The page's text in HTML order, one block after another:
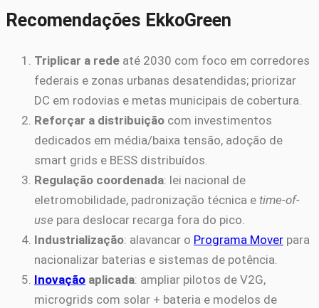
Recomendações EkkoGreen
Triplicar a rede até 2030 com foco em corredores
federais e zonas urbanas desatendidas; priorizar
DC em rodovias e metas municipais de cobertura.
Reforçar a distribuição com investimentos
dedicados em média/baixa tensão, adoção de
smart grids e BESS distribuídos.
Regulação coordenada: lei nacional de
eletromobilidade, padronização técnica e time-of-
use para deslocar recarga fora do pico.
Industrialização: alavancar o Programa Mover para
nacionalizar baterias e sistemas de potência.
Inovação aplicada: ampliar pilotos de V2G,
microgrids com solar + bateria e modelos de